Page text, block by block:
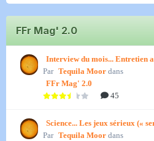
FFr Mag' 2.0
Interview du mois... Entretien
Par Tequila Moor dans
FFr Mag' 2.0
45
Science... Les jeux sérieux («
Par Tequila Moor dans